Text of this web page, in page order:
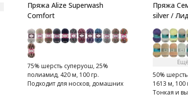
Пряжа Alize Superwash
Comfort
75% шерсть суперуош, 25%
полиамид, 420 м, 100 гр.
Подходит для носков, домашних
Пряжа
silver /
50%
1613 м, 100
Тонкая и